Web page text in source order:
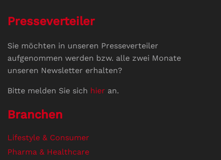
Presseverteiler
Sie möchten in unseren Presseverteiler
aufgenommen werden bzw. alle zwei Monate
unseren Newsletter erhalten?
Bitte melden Sie sich hier an.
Branchen
Lifestyle & Consumer
Pharma & Healthcare